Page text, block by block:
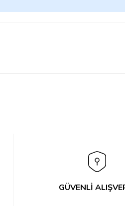
GÜVENLİ